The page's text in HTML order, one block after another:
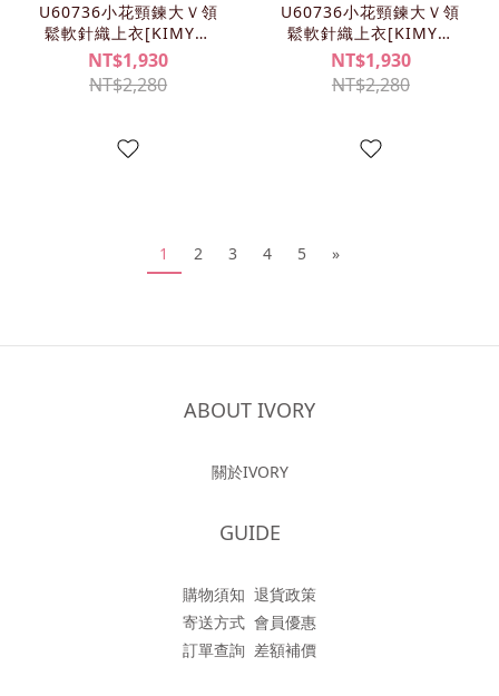
U60736小花頸鍊大Ｖ領
鬆軟針織上衣[KIMY清
單]
NT$1,930
NT$2,280
U60736小花頸鍊大Ｖ領
鬆軟針織上衣[KIMY清
單]
NT$1,930
NT$2,280
1 2 3 4 5 »
ABOUT IVORY
關於IVORY
GUIDE
購物須知 退貨政策
寄送方式 會員優惠
訂單查詢 差額補價